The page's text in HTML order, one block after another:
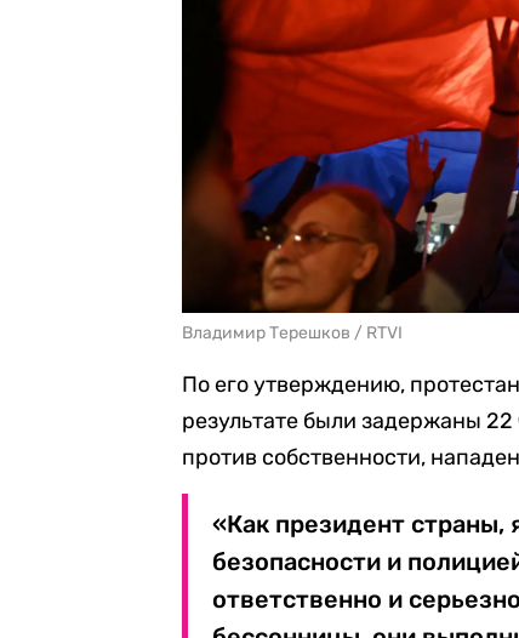
Владимир Терешков / RTVI
По его утверждению,
результате были задержаны
против собственности,
«Как президент
безопасности и
ответственно и